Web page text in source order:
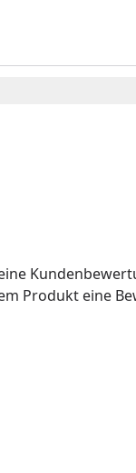
Produkt eine